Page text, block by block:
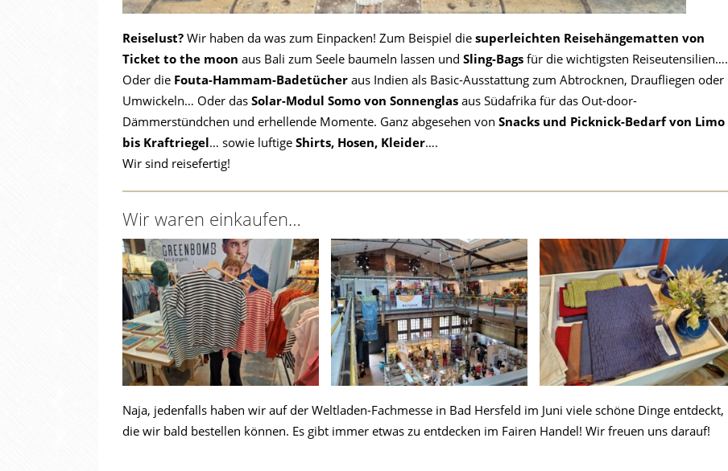
Reiselust? Wir haben da was zum Einpacken! Zum Beispiel die superleichten Reisehängematten von
Ticket to the moon aus Bali zum Seele baumeln lassen und Sling-Bags für die wichtigsten Reiseutensilien….
Oder die Fouta-Hammam-Badetücher aus Indien als Basic-Ausstattung zum Abtrocknen, Draufliegen oder
Umwickeln… Oder das Solar-Modul Somo von Sonnenglas aus Südafrika für das Out-door-
Dämmerstündchen und erhellende Momente. Ganz abgesehen von Snacks und Picknick-Bedarf von Limo
bis Kraftriegel… sowie luftige Shirts, Hosen, Kleider….
Wir sind reisefertig!
Wir waren einkaufen…
Naja, jedenfalls haben wir auf der Weltladen-Fachmesse in Bad Hersfeld im Juni viele schöne Dinge entdeckt,
die wir bald bestellen können. Es gibt immer etwas zu entdecken im Fairen Handel! Wir freuen uns darauf!